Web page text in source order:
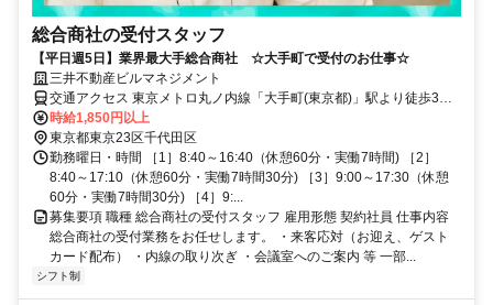
総合商社の受付スタッフ
【平日週5日】業界最大手総合商社 ☆大手町で受付のお仕事☆
三井不動産ビルマネジメント
交通アクセス 東京メトロ丸ノ内線「大手町(東京都)」駅より徒歩3分
東京メトロ東西線「竹橋」駅より徒歩5分 山手線「東京」駅より徒歩
15分
時給1,850円以上
東京都東京23区千代田区
勤務曜日・時間 ［1］8:40～16:40（休憩60分・実働7時間) ［2］
8:40～17:10（休憩60分・実働7時間30分) ［3］9:00～17:30（休憩
60分・実働7時間30分) ［4］9:...
募集要項 職種 総合商社の受付スタッフ 雇用形態 契約社員 仕事内容
総合商社の受付業務をお任せします。 ・来客応対（お迎え、ゲスト
カード配布） ・内線の取り次ぎ ・会議室へのご案内 等 一部...
シフト制